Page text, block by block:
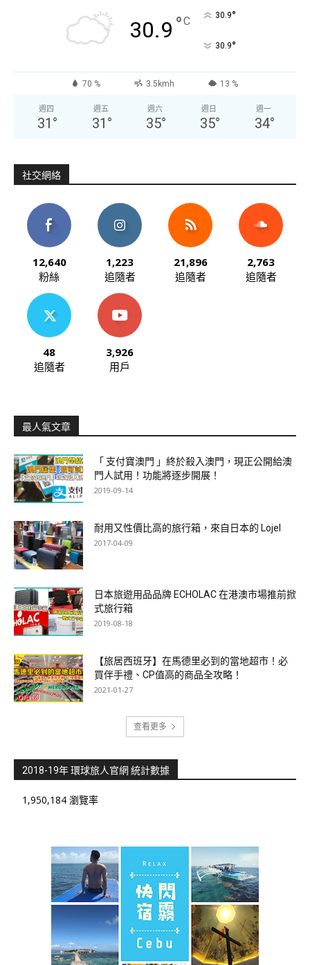
30.9 °C 30.9°
30.9°
70 % 3.5kmh 13 %
週四
31 °
週五
31 °
週六
35°
週日
35°
週一
34°
社交網絡
12,640
粉絲
1,223
追隨者
21,896
追隨者
2,763
追隨者
48
追隨者
3,926
用戶
最人氣文章
「 支付寶澳門 」終於殺入澳門，現正公開給澳
門人試用！功能將逐步開展！
2019-09-14
耐用又性價比高的旅行箱，來自日本的 Lojel
2017-04-09
日本旅遊用品品牌 ECHOLAC 在港澳市場推前掀
式旅行箱
2019-08-18
【旅居西班牙】在馬德里必到的當地超市！必
買伴手禮、CP值高的商品全攻略！
2021-01-27
查看更多
2018-19年 環球旅人官網 統計數據
1,950,184 瀏覽率